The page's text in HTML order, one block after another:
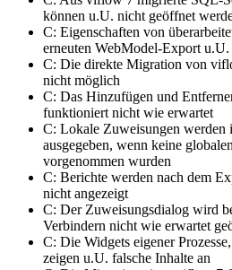
können u.U. nicht geöffnet
C: Eigenschaften von
erneuten WebModel-Export
C: Die direkte Migration von
nicht möglich
C: Das Hinzufügen und
funktioniert nicht wie erwartet
C: Lokale Zuweisungen werden
ausgegeben, wenn keine
vorgenommen wurden
C: Berichte werden nach dem
nicht angezeigt
C: Der Zuweisungsdialog wird
Verbindern nicht wie erwartet
C: Die Widgets eigener
zeigen u.U. falsche Inhalte an